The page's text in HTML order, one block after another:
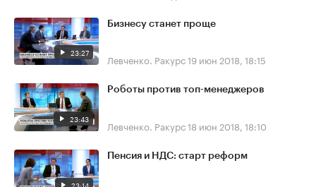
23:27
Бизнесу станет проще
Левченко. Ракурс19 июн 2018, 18:15
23:43
Роботы против топ-менеджеров
Левченко. Ракурс18 июн 2018, 18:10
23:14
Пенсия и НДС: старт реформ